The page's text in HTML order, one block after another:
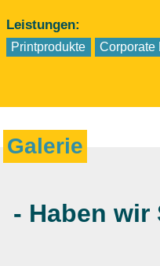
Leistungen:
Printprodukte Corporate
Galerie
- Haben wir